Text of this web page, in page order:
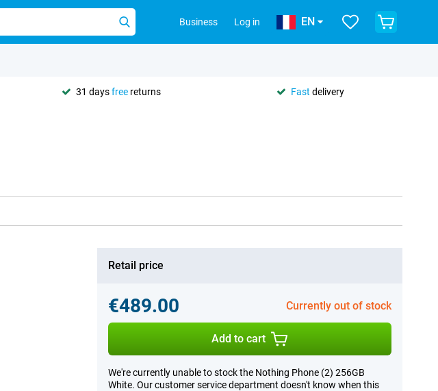
Business Log in EN
31 daysfree returns Fast delivery
Retail price
€489.00 Currently out of stock
Add to cart
We're currently unable to stock the Nothing Phone (2) 256GB
White. Our customer service department doesn't know when this